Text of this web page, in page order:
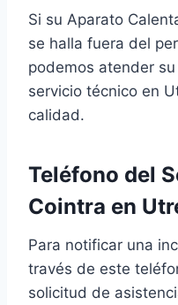
Si su Aparato
se halla fuera del
podemos atender
servicio técnico en
calidad.
Teléfono del
Cointra en
Para notificar una
través de este
solicitud de